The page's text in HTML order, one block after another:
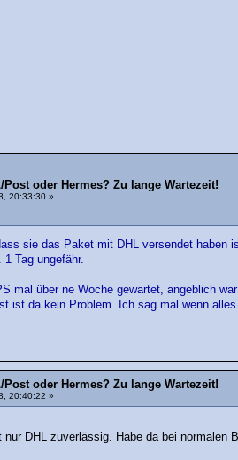
Post oder Hermes? Zu lange Wartezeit!
20:33:30 »
sie das Paket mit DHL versendet haben
Tag ungefähr.
mal über ne Woche gewartet, angeblich
ist da kein Problem. Ich sag mal wenn
Post oder Hermes? Zu lange Wartezeit!
20:40:22 »
DHL zuverlässig. Habe da bei normalen